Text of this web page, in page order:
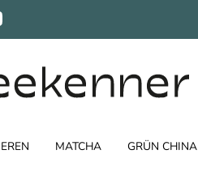
MATCHA GRÜN CHINA